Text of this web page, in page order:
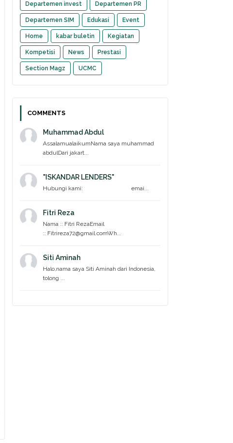
Departemen invest Departemen PR
Departemen SIM Edukasi Event
Home kabar buletin Kegiatan
Kompetisi News Prestasi
Section Magz UCMC
COMMENTS
Muhammad Abdul
AssalamualaikumNama saya muhammad
abdulDari jakart...
"ISKANDAR LENDERS"
Hubungi kami: emai...
Fitri Reza
Nama :: Fitri RezaEmail
:: Fitrireza72@gmail.comWh...
Siti Aminah
Halo,nama saya Siti Aminah dari Indonesia,
tolong ...